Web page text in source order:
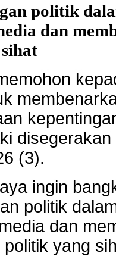
politik
dan
(3).
ingin
politik
dan
yang